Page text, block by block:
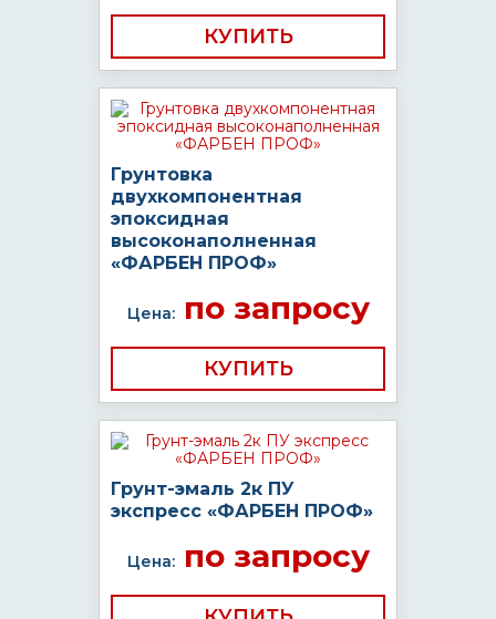
КУПИТЬ
Грунтовка
двухкомпонентная
эпоксидная
высоконаполненная
«ФАРБЕН ПРОФ»
Цена:по запросу
КУПИТЬ
Грунт-эмаль 2к ПУ
экспресс «ФАРБЕН ПРОФ»
Цена:по запросу